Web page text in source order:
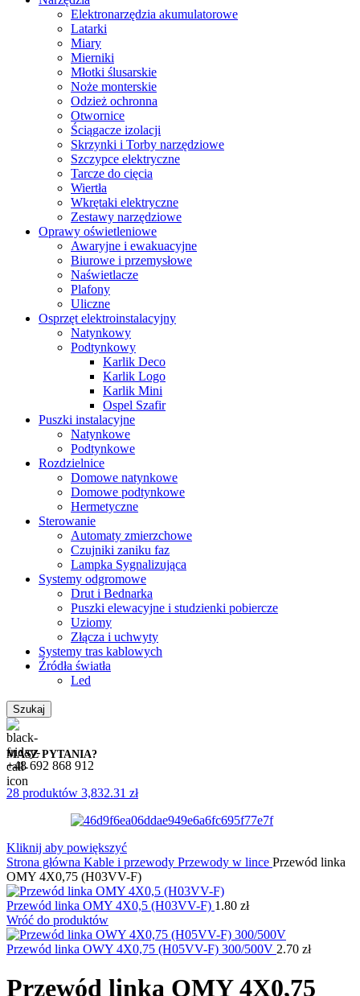
Elektronarzędzia akumulatorowe
Latarki
Miary
Mierniki
Młotki ślusarskie
Noże monterskie
Odzież ochronna
Otwornice
Ściągacze izolacji
Skrzynki i Torby narzędziowe
Szczypce elektryczne
Tarcze do cięcia
Wiertła
Wkrętaki elektryczne
Zestawy narzędziowe
Oprawy oświetleniowe
Awaryjne i ewakuacyjne
Biurowe i przemysłowe
Naświetlacze
Plafony
Uliczne
Osprzęt elektroinstalacyjny
Natynkowy
Podtynkowy
Karlik Deco
Karlik Logo
Karlik Mini
Ospel Szafir
Puszki instalacyjne
Natynkowe
Podtynkowe
Rozdzielnice
Domowe natynkowe
Domowe podtynkowe
Hermetyczne
Sterowanie
Automaty zmierzchowe
Czujniki zaniku faz
Lampka Sygnalizująca
Systemy odgromowe
Drut i Bednarka
Puszki elewacyjne i studzienki pobiercze
Uziomy
Złącza i uchwyty
Systemy tras kablowych
Źródła światła
Led
Szukaj
MASZ PYTANIA?
+48 692 868 912
28 produktów 3,832.31 zł
Kliknij aby powiększyć
Strona główna Kable i przewody Przewody w lince Przewód linka
OMY 4X0,75 (H03VV-F)
Przewód linka OMY 4X0,5 (H03VV-F) 1.80 zł
Wróć do produktów
Przewód linka OWY 4X0,75 (H05VV-F) 300/500V 2.70 zł
Przewód linka OMY 4X0,75